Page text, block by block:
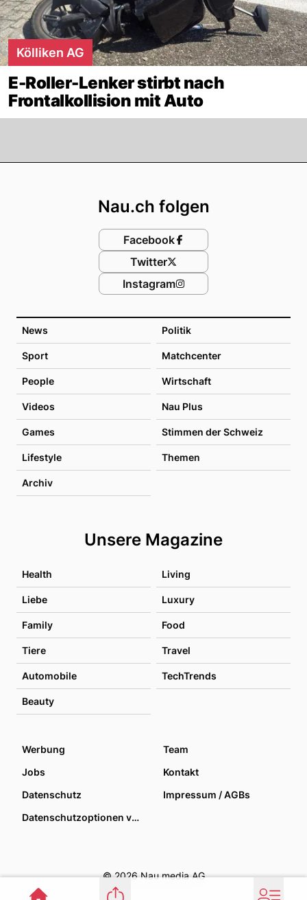
Kölliken AG
E-Roller-Lenker stirbt nach
Frontalkollision mit Auto
News Politik
Sport Matchcenter
People Wirtschaft
Videos Nau Plus
Games Stimmen der Schweiz
Lifestyle Themen
Archiv
Unsere Magazine
Health Living
Liebe Luxury
Family Food
Tiere Travel
Automobile TechTrends
Beauty
Nau.ch folgen
Facebook
Twitter
Instagram
Werbung
Team
Jobs
Kontakt
Datenschutz
Impressum / AGBs
Datenschutzoptionen verwalten
© 2026 Nau media AG